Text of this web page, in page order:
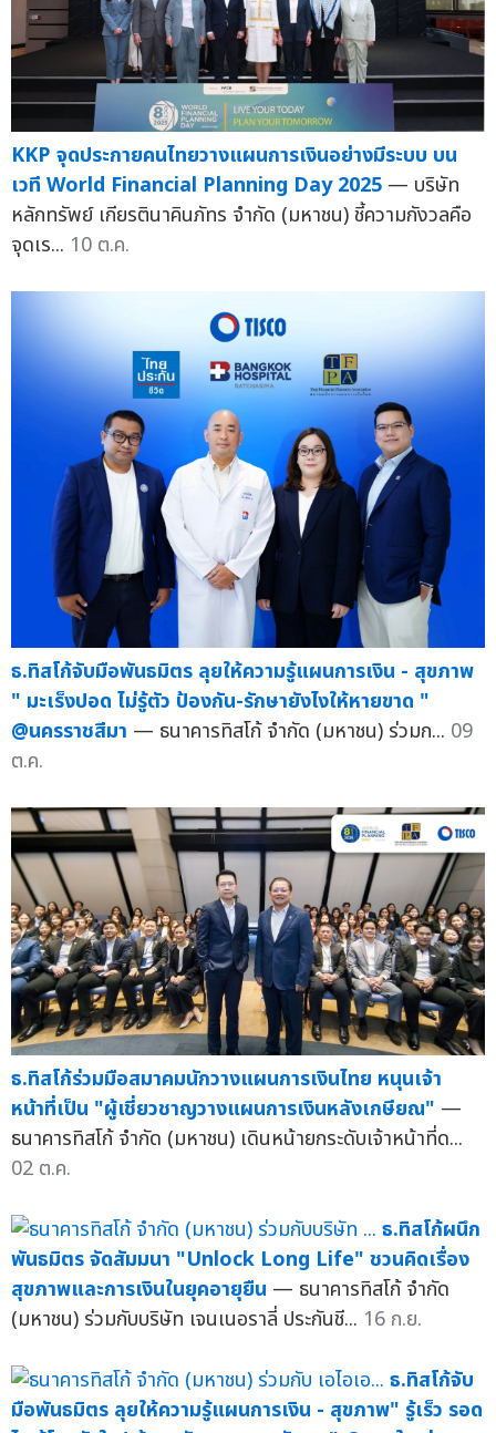
KKP จุดประกายคนไทยวางแผนการเงินอย่างมีระบบ บน
เวที World Financial Planning Day 2025 — บริษัท
หลักทรัพย์ เกียรตินาคินภัทร จำกัด (มหาชน) ชี้ความกังวลคือ
จุดเร... 10 ต.ค.
ธ.ทิสโก้จับมือพันธมิตร ลุยให้ความรู้แผนการเงิน - สุขภาพ
" มะเร็งปอด ไม่รู้ตัว ป้องกัน-รักษายังไงให้หายขาด "
@นครราชสีมา — ธนาคารทิสโก้ จำกัด (มหาชน) ร่วมก... 09
ต.ค.
ธ.ทิสโก้ร่วมมือสมาคมนักวางแผนการเงินไทย หนุนเจ้า
หน้าที่เป็น "ผู้เชี่ยวชาญวางแผนการเงินหลังเกษียณ" —
ธนาคารทิสโก้ จำกัด (มหาชน) เดินหน้ายกระดับเจ้าหน้าที่ด...
02 ต.ค.
ธ.ทิสโก้ผนึก
พันธมิตร จัดสัมมนา "Unlock Long Life" ชวนคิดเรื่อง
สุขภาพและการเงินในยุคอายุยืน — ธนาคารทิสโก้ จำกัด
(มหาชน) ร่วมกับบริษัท เจนเนอราลี่ ประกันชี... 16 ก.ย.
ธ.ทิสโก้จับ
มือพันธมิตร ลุยให้ความรู้แผนการเงิน - สุขภาพ" รู้เร็ว รอด